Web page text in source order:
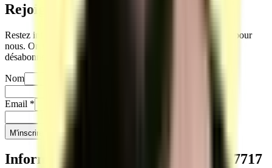
Rejoignez notre newsletter
Restez informés sur notre actualité. Votre vie privée compte pour
nous. On ne partage jamais vos infos, et vous pouvez vous
désabonner quand vous le souhaitez.
Nom
Email *
M'inscrire
Informations clés sur le titre RNCP37717